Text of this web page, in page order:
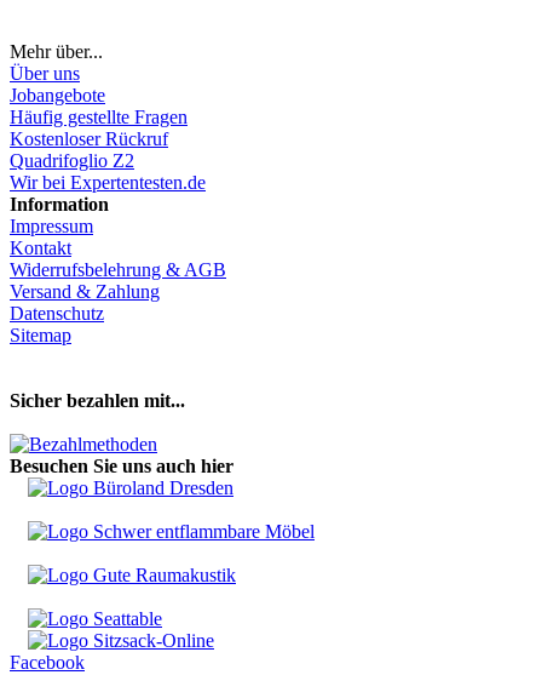
Mehr über...
Über uns
Jobangebote
Häufig gestellte Fragen
Kostenloser Rückruf
Quadrifoglio Z2
Wir bei Expertentesten.de
Information
Impressum
Kontakt
Widerrufsbelehrung & AGB
Versand & Zahlung
Datenschutz
Sitemap
Sicher bezahlen mit...
Besuchen Sie uns auch hier
Facebook